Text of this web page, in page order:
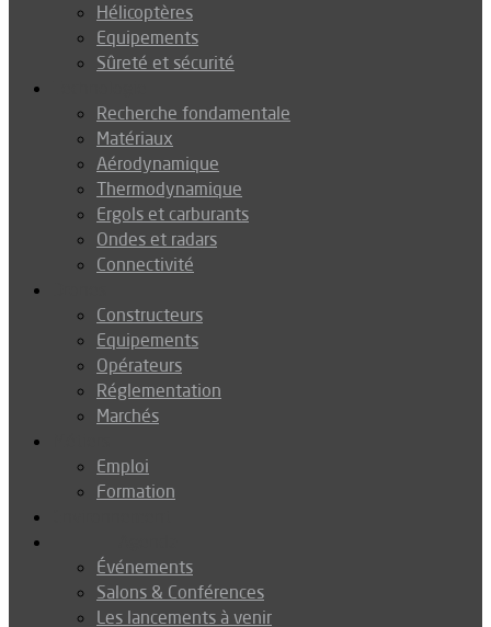
Hélicoptères
Equipements
Sûreté et sécurité
Recherche fondamentale
Matériaux
Aérodynamique
Thermodynamique
Ergols et carburants
Ondes et radars
Connectivité
Constructeurs
Equipements
Opérateurs
Réglementation
Marchés
Emploi
Formation
Événements
Salons & Conférences
Les lancements à venir